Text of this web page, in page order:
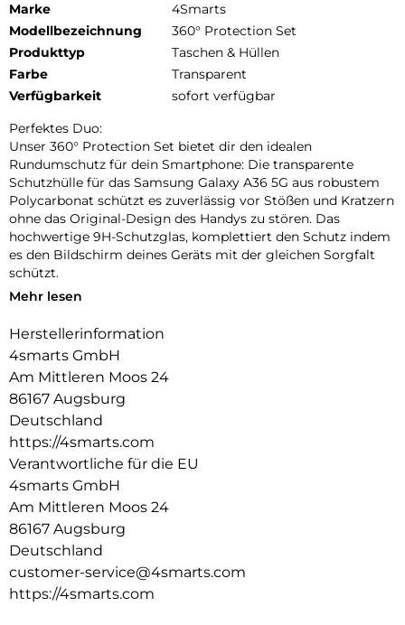
Marke
4Smarts
Modellbezeichnung
360° Protection Set
Produkttyp
Taschen & Hüllen
Farbe
Transparent
Verfügbarkeit
sofort verfügbar
Perfektes Duo:
Unser 360° Protection Set bietet dir den idealen
Rundumschutz für dein Smartphone: Die transparente
Schutzhülle für das Samsung Galaxy A36 5G aus robustem
Polycarbonat schützt es zuverlässig vor Stößen und Kratzern
ohne das Original-Design des Handys zu stören. Das
hochwertige 9H-Schutzglas, komplettiert den Schutz indem
es den Bildschirm deines Geräts mit der gleichen Sorgfalt
schützt.
Unbeeinträchtigte Bedienung:
optimalen Schutz für dein Gerät, ohne die Bedienbarkeit
einzuschränken. Während die Hülle es vor Stößen und
Kratzern bewahrt, schützt das Schutzglas das Display, ohne
die Touchscreen-Funktionalität zu beeinträchtigen. Erlebe
uneingeschränkte Nutzung und maximalen Schutz in einem
Produkt.
Transparente Eleganz:
Entdecke den Vorteil von Schutz und Ästhetik mit unserer
Design deines Geräts und ermöglicht es, die Farbe und die
Feinheiten deines Geräts voll zur Geltung zu bringen.
Mehr lesen
Herstellerinformation
4smarts GmbH
Am Mittleren Moos 24
86167 Augsburg
Deutschland
https://4smarts.com
Verantwortliche für die EU
4smarts GmbH
Am Mittleren Moos 24
86167 Augsburg
Deutschland
customer-service@4smarts.com
https://4smarts.com